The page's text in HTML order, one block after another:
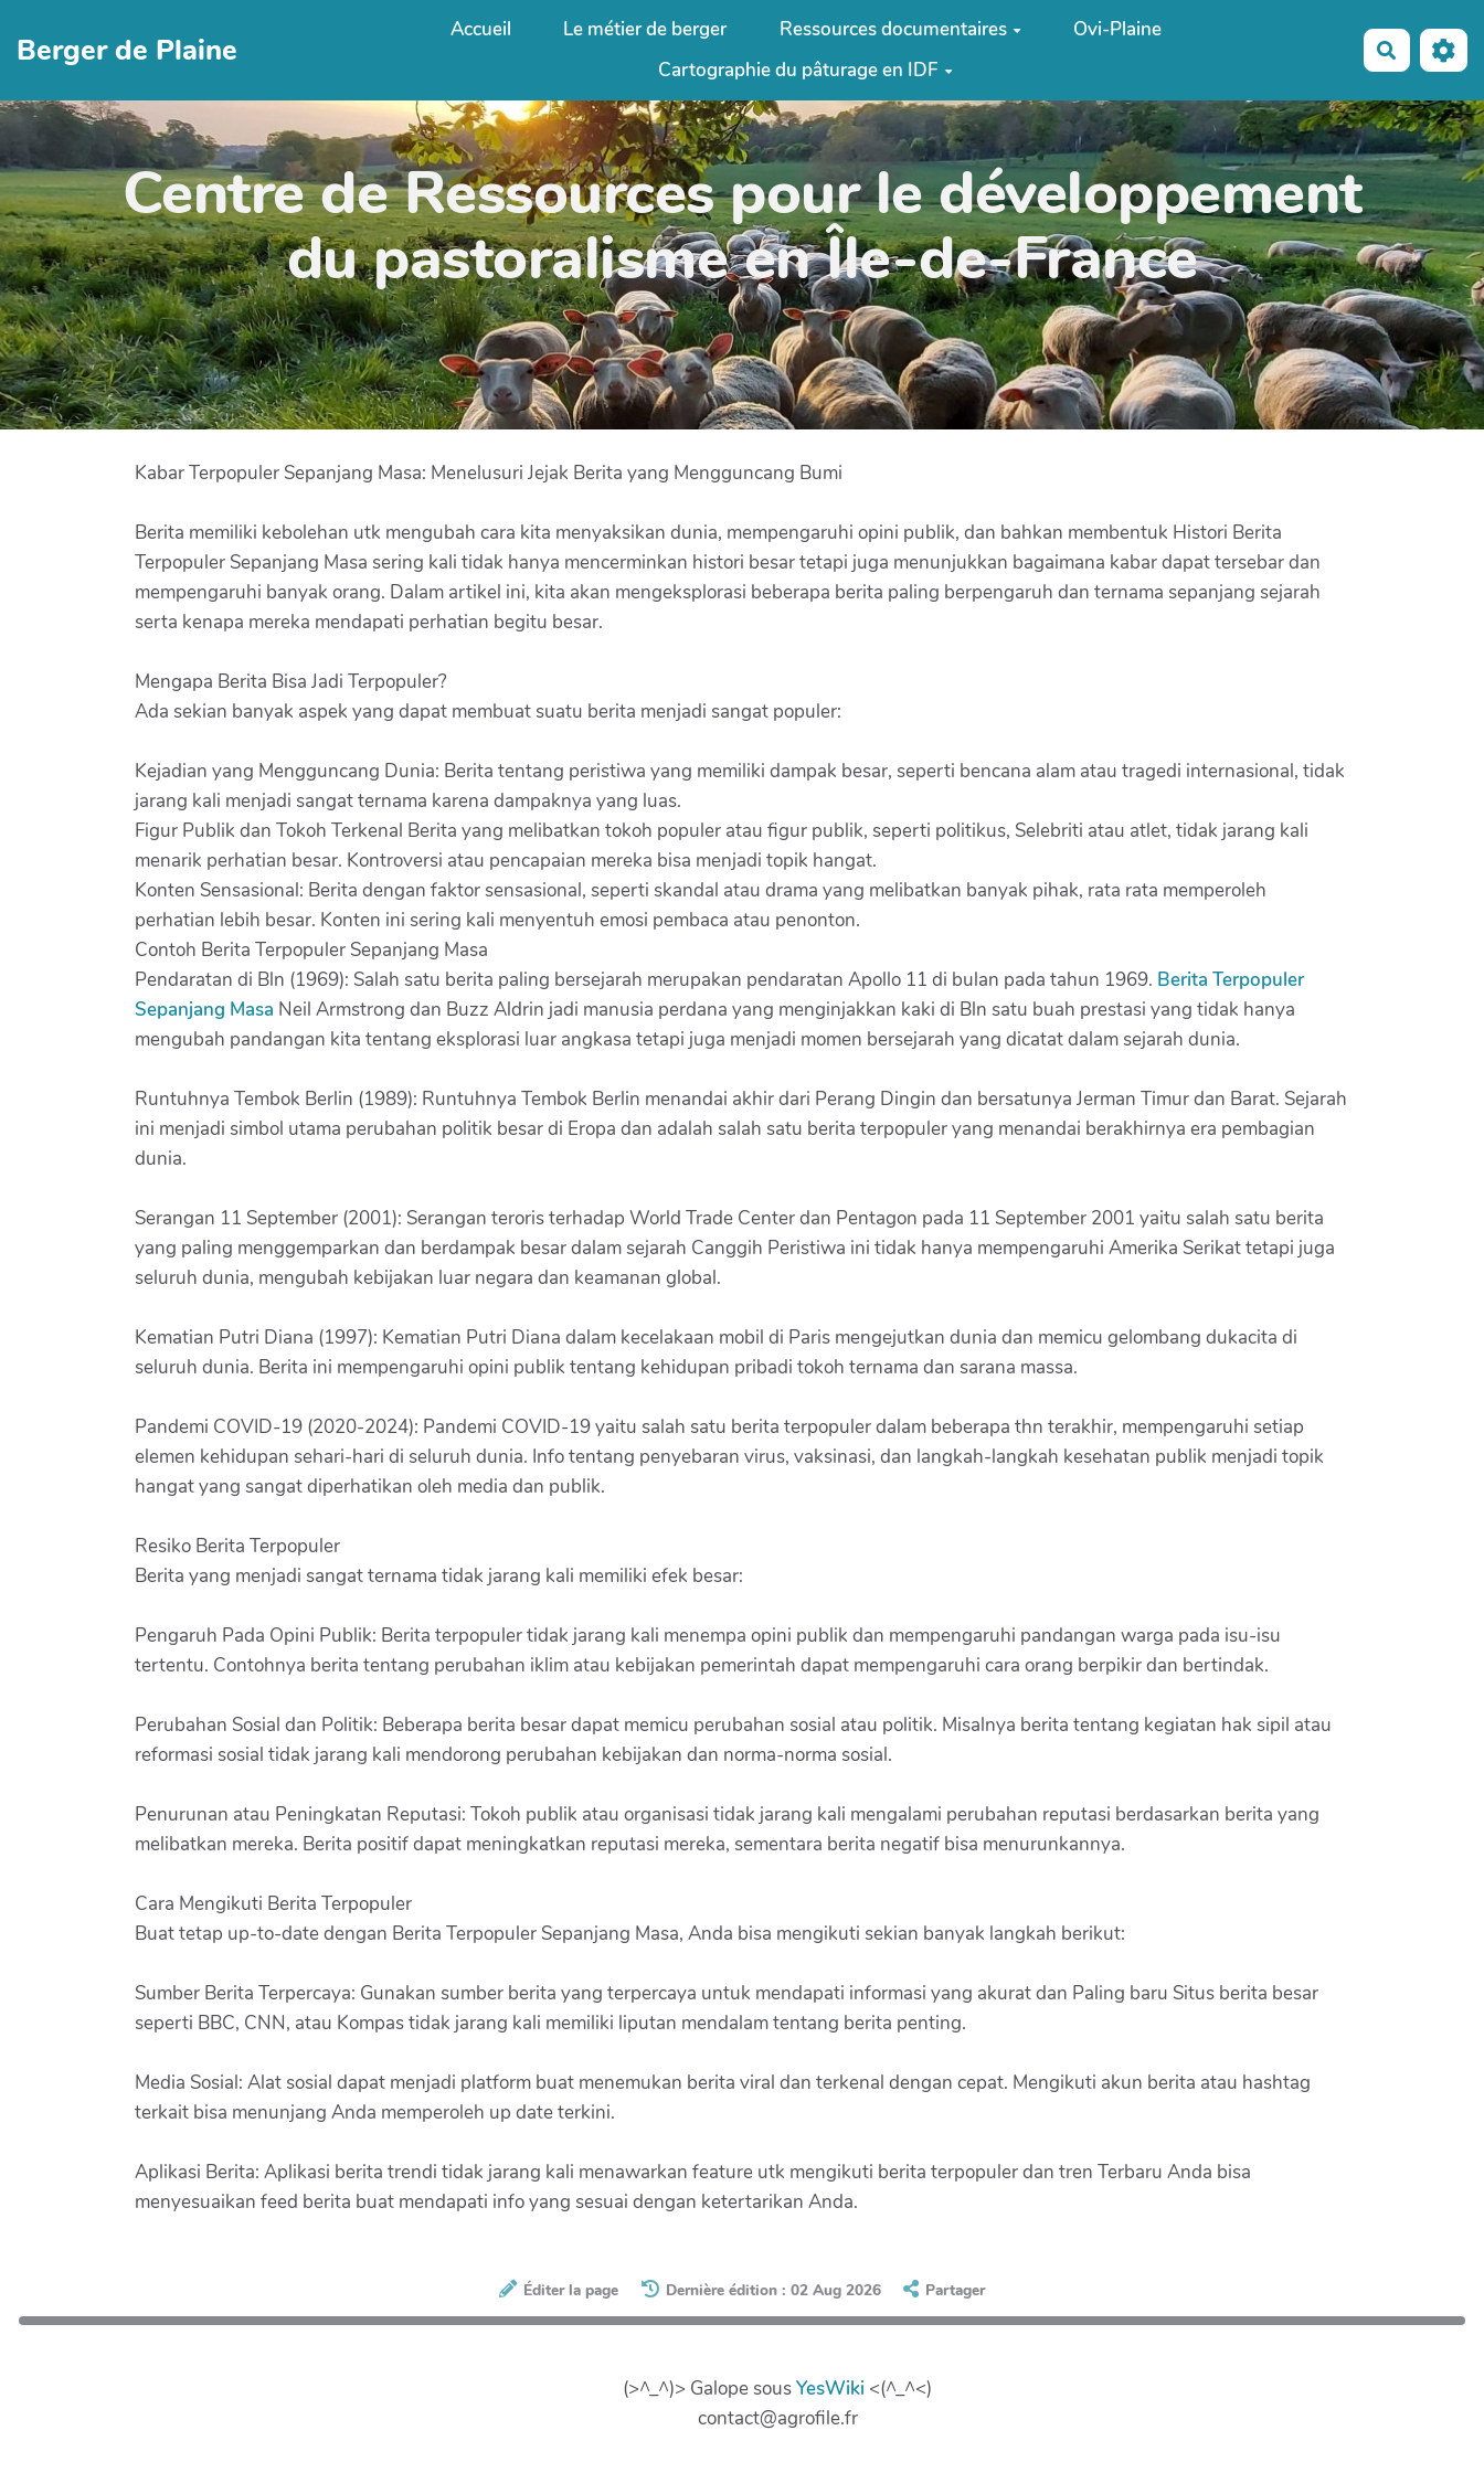
Berger de Plaine
Accueil Le métier de berger Ressources documentaires
Ovi-Plaine
Cartographie du pâturage en IDF
Centre de Ressources pour le développement
du pastoralisme en Île-de-France
Kabar Terpopuler Sepanjang Masa: Menelusuri Jejak Berita yang Mengguncang Bumi
Berita memiliki kebolehan utk mengubah cara kita menyaksikan dunia, mempengaruhi opini publik, dan bahkan membentuk Histori Berita
Terpopuler Sepanjang Masa sering kali tidak hanya mencerminkan histori besar tetapi juga menunjukkan bagaimana kabar dapat tersebar dan
mempengaruhi banyak orang. Dalam artikel ini, kita akan mengeksplorasi beberapa berita paling berpengaruh dan ternama sepanjang sejarah
serta kenapa mereka mendapati perhatian begitu besar.
Mengapa Berita Bisa Jadi Terpopuler?
Ada sekian banyak aspek yang dapat membuat suatu berita menjadi sangat populer:
Kejadian yang Mengguncang Dunia: Berita tentang peristiwa yang memiliki dampak besar, seperti bencana alam atau tragedi internasional, tidak
jarang kali menjadi sangat ternama karena dampaknya yang luas.
Figur Publik dan Tokoh Terkenal Berita yang melibatkan tokoh populer atau figur publik, seperti politikus, Selebriti atau atlet, tidak jarang kali
menarik perhatian besar. Kontroversi atau pencapaian mereka bisa menjadi topik hangat.
Konten Sensasional: Berita dengan faktor sensasional, seperti skandal atau drama yang melibatkan banyak pihak, rata rata memperoleh
perhatian lebih besar. Konten ini sering kali menyentuh emosi pembaca atau penonton.
Contoh Berita Terpopuler Sepanjang Masa
Pendaratan di Bln (1969): Salah satu berita paling bersejarah merupakan pendaratan Apollo 11 di bulan pada tahun 1969. Berita Terpopuler
Sepanjang Masa Neil Armstrong dan Buzz Aldrin jadi manusia perdana yang menginjakkan kaki di Bln satu buah prestasi yang tidak hanya
mengubah pandangan kita tentang eksplorasi luar angkasa tetapi juga menjadi momen bersejarah yang dicatat dalam sejarah dunia.
Runtuhnya Tembok Berlin (1989): Runtuhnya Tembok Berlin menandai akhir dari Perang Dingin dan bersatunya Jerman Timur dan Barat. Sejarah
ini menjadi simbol utama perubahan politik besar di Eropa dan adalah salah satu berita terpopuler yang menandai berakhirnya era pembagian
dunia.
Serangan 11 September (2001): Serangan teroris terhadap World Trade Center dan Pentagon pada 11 September 2001 yaitu salah satu berita
yang paling menggemparkan dan berdampak besar dalam sejarah Canggih Peristiwa ini tidak hanya mempengaruhi Amerika Serikat tetapi juga
seluruh dunia, mengubah kebijakan luar negara dan keamanan global.
Kematian Putri Diana (1997): Kematian Putri Diana dalam kecelakaan mobil di Paris mengejutkan dunia dan memicu gelombang dukacita di
seluruh dunia. Berita ini mempengaruhi opini publik tentang kehidupan pribadi tokoh ternama dan sarana massa.
Pandemi COVID-19 (2020-2024): Pandemi COVID-19 yaitu salah satu berita terpopuler dalam beberapa thn terakhir, mempengaruhi setiap
elemen kehidupan sehari-hari di seluruh dunia. Info tentang penyebaran virus, vaksinasi, dan langkah-langkah kesehatan publik menjadi topik
hangat yang sangat diperhatikan oleh media dan publik.
Resiko Berita Terpopuler
Berita yang menjadi sangat ternama tidak jarang kali memiliki efek besar:
Pengaruh Pada Opini Publik: Berita terpopuler tidak jarang kali menempa opini publik dan mempengaruhi pandangan warga pada isu-isu
tertentu. Contohnya berita tentang perubahan iklim atau kebijakan pemerintah dapat mempengaruhi cara orang berpikir dan bertindak.
Perubahan Sosial dan Politik: Beberapa berita besar dapat memicu perubahan sosial atau politik. Misalnya berita tentang kegiatan hak sipil atau
reformasi sosial tidak jarang kali mendorong perubahan kebijakan dan norma-norma sosial.
Penurunan atau Peningkatan Reputasi: Tokoh publik atau organisasi tidak jarang kali mengalami perubahan reputasi berdasarkan berita yang
melibatkan mereka. Berita positif dapat meningkatkan reputasi mereka, sementara berita negatif bisa menurunkannya.
Cara Mengikuti Berita Terpopuler
Buat tetap up-to-date dengan Berita Terpopuler Sepanjang Masa, Anda bisa mengikuti sekian banyak langkah berikut:
Sumber Berita Terpercaya: Gunakan sumber berita yang terpercaya untuk mendapati informasi yang akurat dan Paling baru Situs berita besar
seperti BBC, CNN, atau Kompas tidak jarang kali memiliki liputan mendalam tentang berita penting.
Media Sosial: Alat sosial dapat menjadi platform buat menemukan berita viral dan terkenal dengan cepat. Mengikuti akun berita atau hashtag
terkait bisa menunjang Anda memperoleh up date terkini.
Aplikasi Berita: Aplikasi berita trendi tidak jarang kali menawarkan feature utk mengikuti berita terpopuler dan tren Terbaru Anda bisa
menyesuaikan feed berita buat mendapati info yang sesuai dengan ketertarikan Anda.
Éditer la page Dernière édition : 02 Aug 2026 Partager
(>^_^)> Galope sousYesWiki <(^_^<)
contact@agrofile.fr